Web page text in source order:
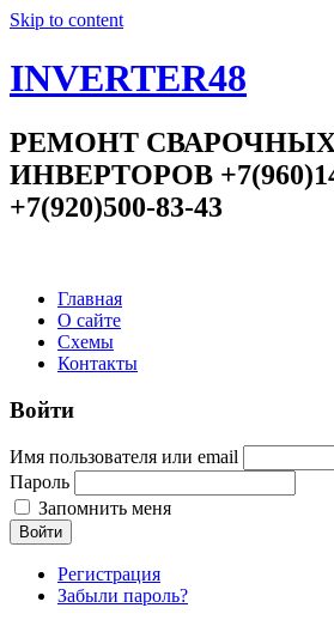
Skip to content
INVERTER48
РЕМОНТ
ИНВЕРТОРОВ
+7(920)500-83-43
Главная
О сайте
Схемы
Контакты
Войти
Имя пользователя или email
Пароль
Запомнить меня
Войти
Регистрация
Забыли пароль?